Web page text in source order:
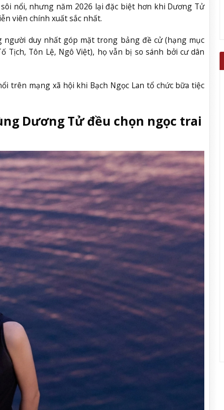
nổi, nhưng năm 2026 lại đặc biệt hơn khi Dương Tử
viên chính xuất sắc nhất.
duy nhất góp mặt trong bảng đề cử (hạng mục
Tịch, Tôn Lệ, Ngô Việt), họ vẫn bị so sánh bởi cư dân
trên mạng xã hội khi Bạch Ngọc Lan tổ chức bữa tiệc
Dương Tử đều chọn ngọc trai